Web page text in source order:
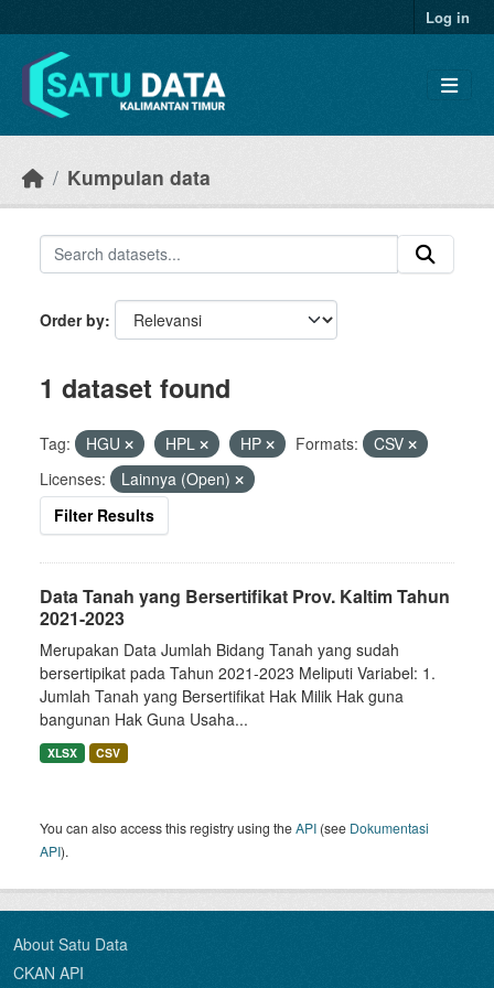
Log in
Kumpulan data
Order by
1 dataset found
Tag: HGU HPL HP Formats:
CSV
Licenses:
Lainnya (Open)
Filter Results
Data Tanah yang Bersertifikat Prov. Kaltim Tahun
2021-2023
Merupakan Data Jumlah Bidang Tanah yang sudah
bersertipikat pada Tahun 2021-2023 Meliputi Variabel: 1.
Jumlah Tanah yang Bersertifikat Hak Milik Hak guna
bangunan Hak Guna Usaha...
XLSX CSV
You can also access this registry using theAPI (see Dokumentasi
API).
About Satu Data
CKAN API